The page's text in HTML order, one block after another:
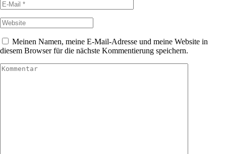
Meinen Namen, meine E-Mail-Adresse und meine Website in
diesem Browser für die nächste Kommentierung speichern.